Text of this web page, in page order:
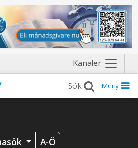
Kanaler Näytä
valikko
Meny
A-Ö